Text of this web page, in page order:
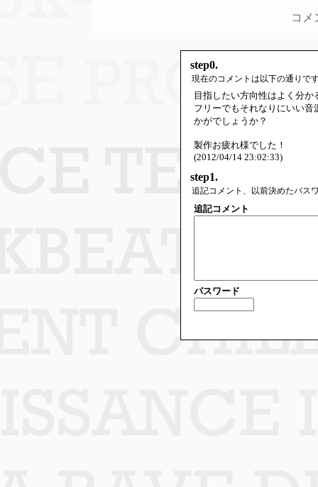
コメ
step0.
現在のコメントは以下の通りで
目指したい方向性はよく分
フリーでもそれなりにいい
かがでしょうか？
製作お疲れ様でした！
(2012/04/14 23:02:33)
step1.
追記コメント、以前決めたパス
追記コメント
パスワード